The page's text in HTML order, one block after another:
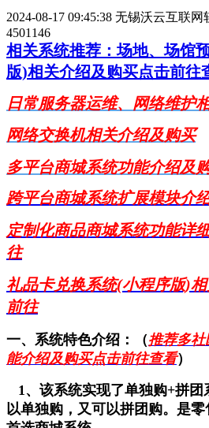
2024-08-17 09:45:38 无锡沃云互联网
4501146
相关系统推荐：场地、场馆
版)相关介绍及购买点击前往
日常服务器运维、网络维护
网络交换机相关介绍及购买
多平台商城系统功能介绍及
跨平台商城系统扩展模块介
定制化商品商城系统功能详
往
礼品卡兑换系统(小程序版)
前往
一、系统特色介绍：（推荐多
能介绍及购买点击前往查看）
1、该系统实现了单独购+拼团
以单独购，又可以拼团购。是